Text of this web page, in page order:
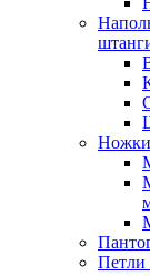
Петли